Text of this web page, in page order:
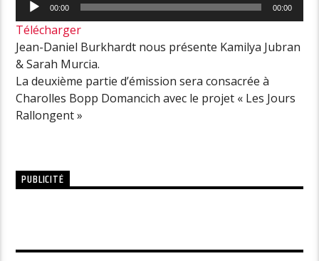
audio
00:00 00:00
Télécharger
Jean-Daniel Burkhardt nous présente Kamilya Jubran
& Sarah Murcia.
La deuxième partie d’émission sera consacrée à
Charolles Bopp Domancich avec le projet « Les Jours
Rallongent »
PUBLICITÉ